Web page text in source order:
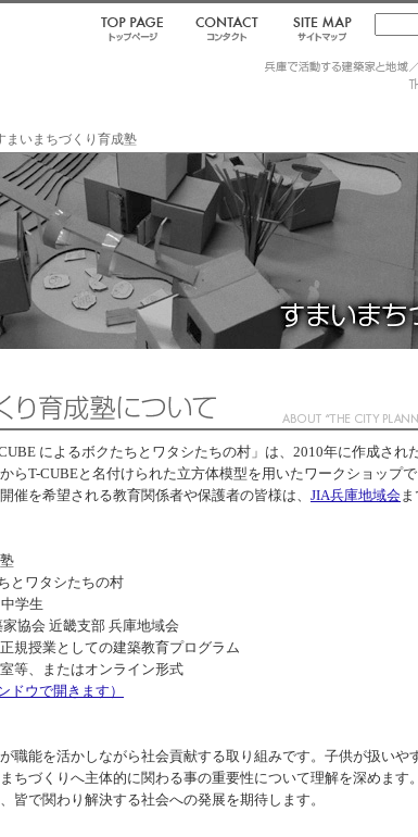
まいまちづくり育成塾
によるボクたちとワタシたちの村」は、2010年に作成され
らT-CUBEと名付けられた立方体模型を用いたワークショップ
催を希望される教育関係者や保護者の皆様は、 JIA兵庫地域会
ワタシたちの村
学生
協会 近畿支部 兵庫地域会
授業としての建築教育プログラム
、またはオンライン形式
ドウで開きます）
職能を活かしながら社会貢献する取り組みです。子供が扱いや
ちづくりへ主体的に関わる事の重要性について理解を深めます
皆で関わり解決する社会への発展を期待します。